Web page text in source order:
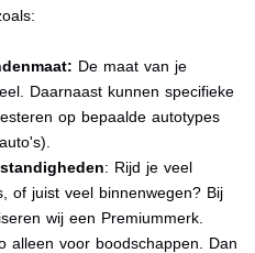
De maat van je
Daarnaast kunnen specifieke
op bepaalde autotypes
: Rijd je veel
of juist veel binnenwegen? Bij
wij een Premiummerk.
alleen voor boodschappen. Dan